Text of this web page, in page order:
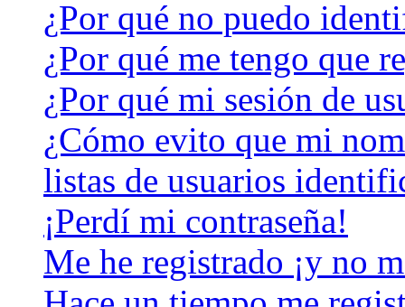
¿Por qué no puedo
¿Por qué me tengo que
¿Por qué mi sesión de
¿Cómo evito que mi
listas de usuarios
¡Perdí mi contraseña!
Me he registrado ¡y no